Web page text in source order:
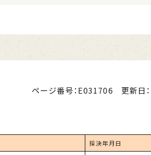
ページ番号：E031706 更新日：
採決年月日